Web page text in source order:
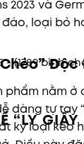
2023 và
đáo, loại bỏ
phẩm nằm
dàng tự tay
kỳ loại keo
- (1789 bình
“LY